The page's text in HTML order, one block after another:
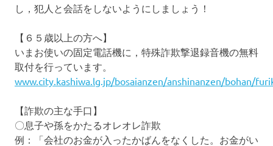
し，犯人と会話をしないようにしましょう！
【６５歳以上の方へ】
いまお使いの固定電話機に，特殊詐欺撃退録音機の無料
取付を行っています。
www.city.kashiwa.lg.jp/bosaianzen/anshinanzen/bohan/
【詐欺の主な手口】
〇息子や孫をかたるオレオレ詐欺
例：「会社のお金が入ったかばんをなくした。お金がい